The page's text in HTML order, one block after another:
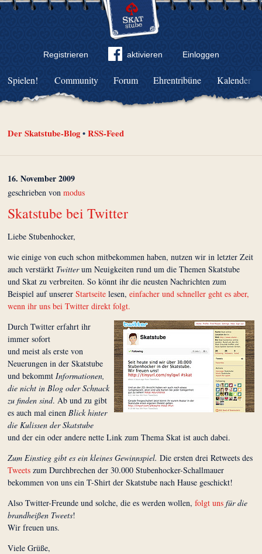
Registrieren aktivieren Einloggen
Community Forum Ehrentribüne Kalender
Spielen!
Der Skatstube-Blog•RSS-Feed
16. November 2009
geschrieben vonmodus
Skatstube bei Twitter
Liebe Stubenhocker,
wie einige von euch schon mitbekommen haben, nutzen wir in letzter Zeit
auch verstärkt Twitterum Neuigkeiten rund um die Themen Skatstube
und Skat zu verbreiten. So könnt ihr die neusten Nachrichten zum
Beispiel auf unsererStartseite lesen,einfacher und schneller geht es aber,
wenn ihr uns bei Twitter direkt folgt.
Durch Twitter erfahrt ihr
immer sofort
und meist als erste von
Neuerungen in der Skatstube
und bekommtInformationen,
die nicht in Blog oder Schnack
zu finden sind. Ab und zu gibt
es auch mal einenBlick hinter
die Kulissen der Skatstube
und der ein oder andere nette Link zum Thema Skat ist auch dabei.
Zum Einstieg gibt es ein kleines Gewinnspiel. Die ersten drei Retweets des
Tweets zum Durchbrechen der 30.000 Stubenhocker-Schallmauer
bekommen von uns ein T-Shirt der Skatstube nach Hause geschickt!
Also Twitter-Freunde und solche, die es werden wollen,folgt uns für die
brandheißen Tweets!
Wir freuen uns.
Viele Grüße,